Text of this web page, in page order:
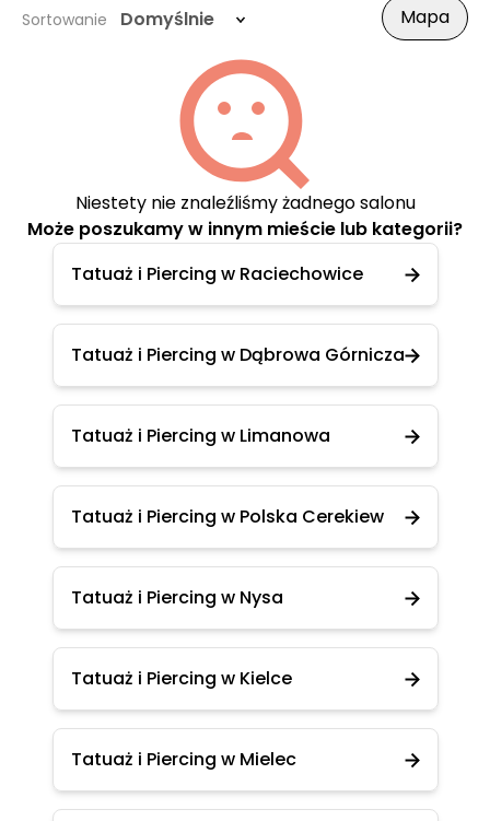
Sortowanie Domyślnie Mapa
Niestety nie znaleźliśmy żadnego salonu
Może poszukamy w innym mieście lub kategorii?
Tatuaż i Piercing w Raciechowice
Tatuaż i Piercing w Dąbrowa Górnicza
Tatuaż i Piercing w Limanowa
Tatuaż i Piercing w Polska Cerekiew
Tatuaż i Piercing w Nysa
Tatuaż i Piercing w Kielce
Tatuaż i Piercing w Mielec